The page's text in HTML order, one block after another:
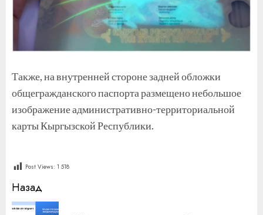
Также, на внутренней стороне задней обложки
общегражданского паспорта размещено небольшое
изображение административно-территориальной
карты Кыргызской Республики.
Post Views: 1 518
Продолжить
чтение
Назад